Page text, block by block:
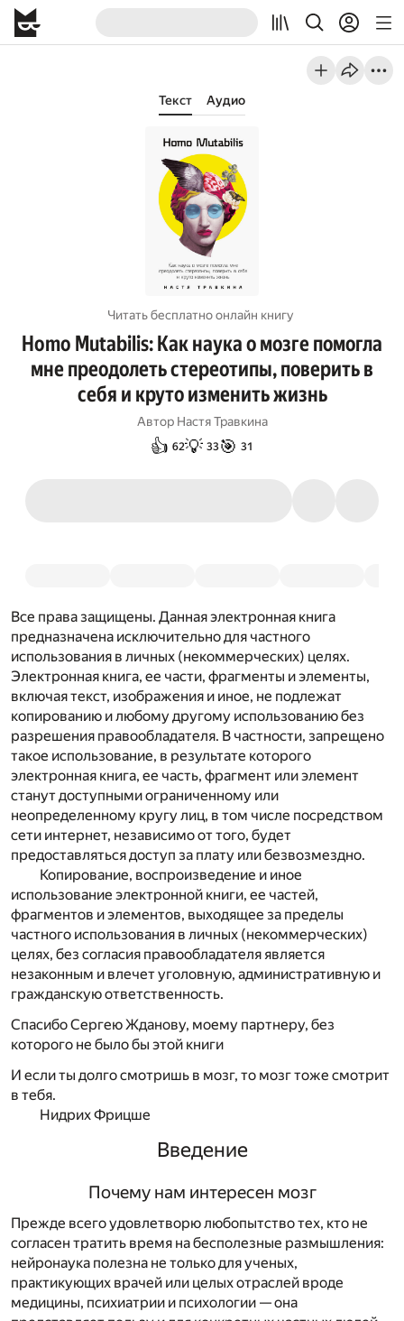
Текст Аудио
Читать бесплатно онлайн книгу
Homo Mutabilis: Как наука о мозге помогла
мне преодолеть стереотипы, поверить в
себя и круто изменить жизнь
Автор Настя Травкина
👍 62💡 33🎯 31
Все права защищены. Данная электронная книга
предназначена исключительно для частного
использования в личных (некоммерческих) целях.
Электронная книга, ее части, фрагменты и элементы,
включая текст, изображения и иное, не подлежат
копированию и любому другому использованию без
разрешения правообладателя. В частности, запрещено
такое использование, в результате которого
электронная книга, ее часть, фрагмент или элемент
станут доступными ограниченному или
неопределенному кругу лиц, в том числе посредством
сети интернет, независимо от того, будет
предоставляться доступ за плату или безвозмездно.
Копирование, воспроизведение и иное
использование электронной книги, ее частей,
фрагментов и элементов, выходящее за пределы
частного использования в личных (некоммерческих)
целях, без согласия правообладателя является
незаконным и влечет уголовную, административную и
гражданскую ответственность.
Спасибо Сергею Жданову, моему партнеру, без
которого не было бы этой книги
И если ты долго смотришь в мозг, то мозг тоже смотрит
в тебя.
Нидрих Фрицше
Введение
Почему нам интересен мозг
Прежде всего удовлетворю любопытство тех, кто не
согласен тратить время на бесполезные размышления:
нейронаука полезна не только для ученых,
практикующих врачей или целых отраслей вроде
медицины, психиатрии и психологии — она